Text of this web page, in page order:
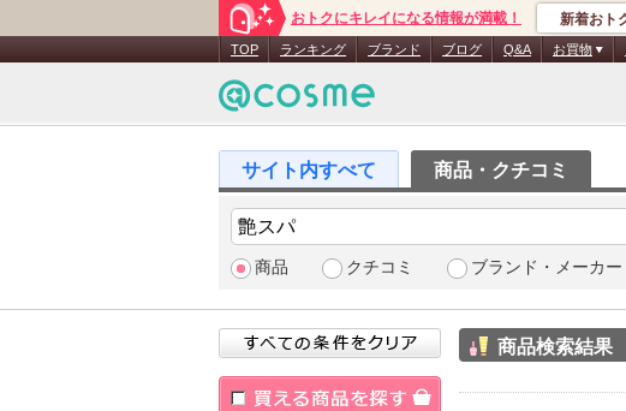
おトクにキレイになる情報が満載！ 新着おト
TOP ランキング ブランド ブログ Q&A お買物
商品・クチコミ
商品 クチコミ ブランド・メーカー
商品検索結果